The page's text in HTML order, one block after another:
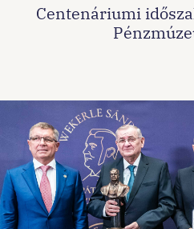
Centenáriumi